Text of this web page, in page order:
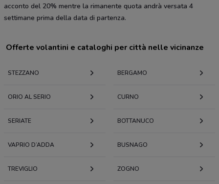
acconto del 20% mentre la rimanente quota andrà versata 4
settimane prima della data di partenza.
Offerte volantini e cataloghi per città nelle vicinanze
STEZZANO BERGAMO
ORIO AL SERIO CURNO
SERIATE BOTTANUCO
VAPRIO D’ADDA BUSNAGO
TREVIGLIO ZOGNO